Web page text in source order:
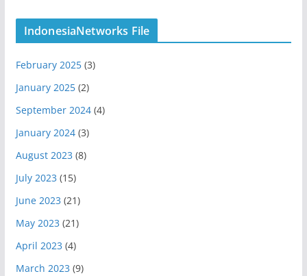
IndonesiaNetworks File
February 2025(3)
January 2025(2)
September 2024(4)
January 2024(3)
August 2023 (8)
July 2023 (15)
June 2023 (21)
May 2023 (21)
April 2023 (4)
March 2023 (9)